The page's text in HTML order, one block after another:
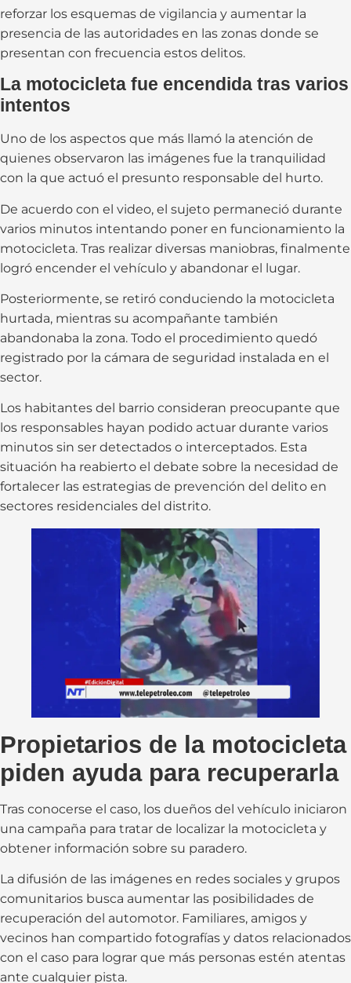
reforzar los esquemas de vigilancia y aumentar la
presencia de las autoridades en las zonas donde se
presentan con frecuencia estos delitos.
La motocicleta fue encendida tras varios
intentos
Uno de los aspectos que más llamó la atención de
quienes observaron las imágenes fue la tranquilidad
con la que actuó el presunto responsable del hurto.
De acuerdo con el video, el sujeto permaneció durante
varios minutos intentando poner en funcionamiento la
motocicleta. Tras realizar diversas maniobras, finalmente
logró encender el vehículo y abandonar el lugar.
Posteriormente, se retiró conduciendo la motocicleta
hurtada, mientras su acompañante también
abandonaba la zona. Todo el procedimiento quedó
registrado por la cámara de seguridad instalada en el
sector.
Los habitantes del barrio consideran preocupante que
los responsables hayan podido actuar durante varios
minutos sin ser detectados o interceptados. Esta
situación ha reabierto el debate sobre la necesidad de
fortalecer las estrategias de prevención del delito en
sectores residenciales del distrito.
Propietarios de la motocicleta
piden ayuda para recuperarla
Tras conocerse el caso, los dueños del vehículo iniciaron
una campaña para tratar de localizar la motocicleta y
obtener información sobre su paradero.
La difusión de las imágenes en redes sociales y grupos
comunitarios busca aumentar las posibilidades de
recuperación del automotor. Familiares, amigos y
vecinos han compartido fotografías y datos relacionados
con el caso para lograr que más personas estén atentas
ante cualquier pista.